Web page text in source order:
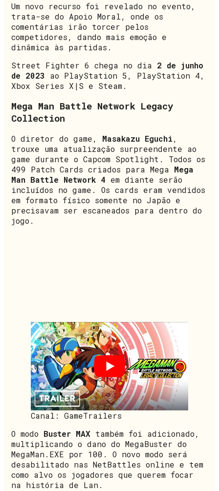
Um novo recurso foi revelado no evento,
trata-se do Apoio Moral, onde os
comentárias irão torcer pelos
competidores, dando mais emoção e
dinâmica às partidas.
Street Fighter 6 chega no dia 2 de junho
de 2023 ao PlayStation 5, PlayStation 4,
Xbox Series X|S e Steam.
Mega Man Battle Network Legacy
Collection
O diretor do game, Masakazu Eguchi,
trouxe uma atualização surpreendente ao
game durante o Capcom Spotlight. Todos os
499 Patch Cards criados para Mega Mega
Man Battle Network 4 em diante serão
incluídos no game. Os cards eram vendidos
em formato físico somente no Japão e
precisavam ser escaneados para dentro do
jogo.
Canal: GameTrailers
O modo Buster MAX também foi adicionado,
multiplicando o dano do MegaBuster do
MegaMan.EXE por 100. O novo modo será
desabilitado nas NetBattles online e tem
como alvo os jogadores que querem focar
na história de Lan.